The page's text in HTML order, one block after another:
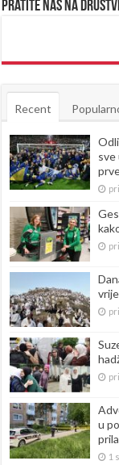
Pratite nas na
Recent
sve
u
1